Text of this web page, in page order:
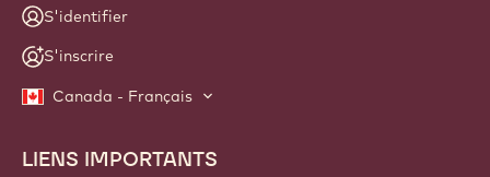
S'identifier
S'inscrire
Canada - Français
Footer
LIENS IMPORTANTS